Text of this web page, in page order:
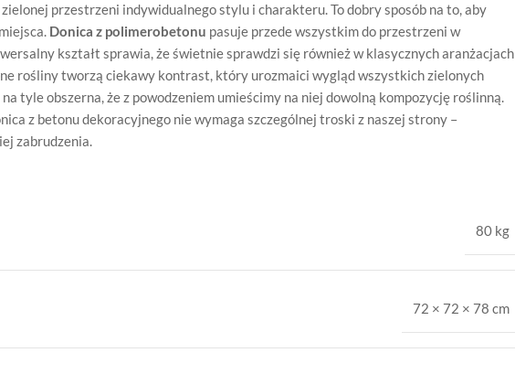
przestrzeni indywidualnego stylu i charakteru. To dobry sposób na to, aby
Donica z polimerobetonu pasuje przede wszystkim do przestrzeni w
kształt sprawia, że świetnie sprawdzi się również w klasycznych aranżacjach
rośliny tworzą ciekawy kontrast, który urozmaici wygląd wszystkich zielonych
tyle obszerna, że z powodzeniem umieścimy na niej dowolną kompozycję roślinną.
z betonu dekoracyjnego nie wymaga szczególnej troski z naszej strony –
zabrudzenia.
80 kg
72 × 72 × 78 cm